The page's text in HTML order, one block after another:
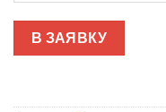
В ЗАЯВКУ